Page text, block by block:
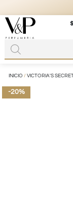
+56
$
INICIO / VICTORIA'S
-20%